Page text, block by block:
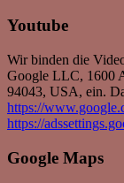
Youtube
Wir binden die
Google LLC, 1600
94043, USA, ein.
https://
https://
Google Maps